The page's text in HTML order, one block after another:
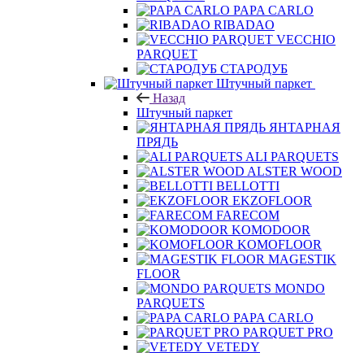
PAPA CARLO
RIBADAO
VECCHIO
PARQUET
СТАРОДУБ
Штучный паркет
Назад
Штучный паркет
ЯНТАРНАЯ
ПРЯДЬ
ALI PARQUETS
ALSTER WOOD
BELLOTTI
EKZOFLOOR
FARECOM
KOMODOOR
KOMOFLOOR
MAGESTIK
FLOOR
MONDO
PARQUETS
PAPA CARLO
PARQUET PRO
VETEDY